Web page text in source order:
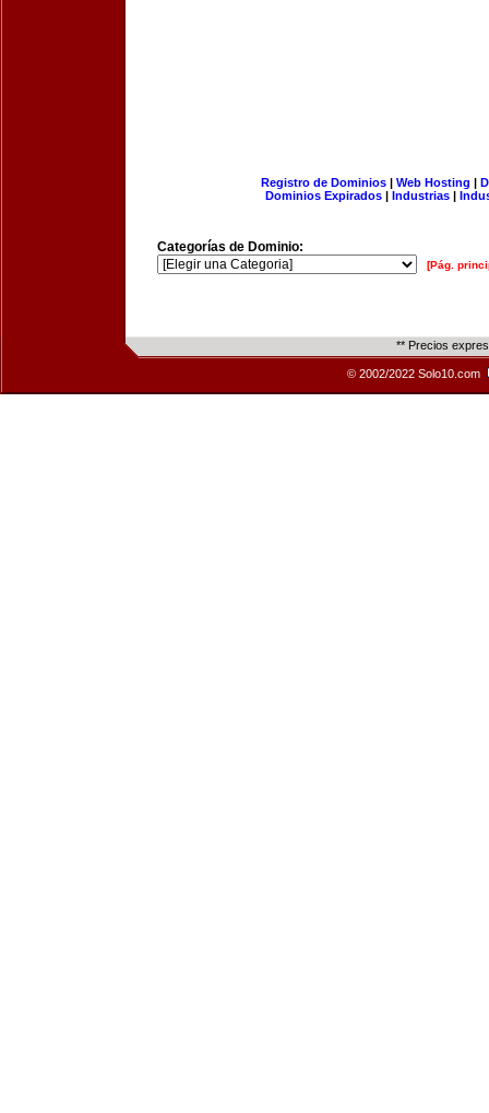
Registro de Dominios| Web Hosting |
Dominios Expirados | Industrias |
Categorías de Dominio:
[Pág.
** Precios
© 2002/2022 Solo10.com